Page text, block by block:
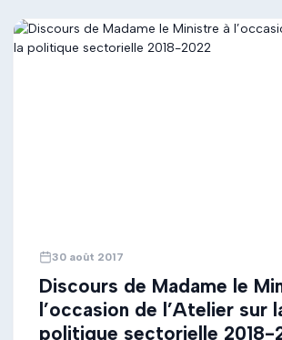
30 août 2017
Discours de Madame le
l’occasion de l’Atelier sur
politique sectorielle 2018-